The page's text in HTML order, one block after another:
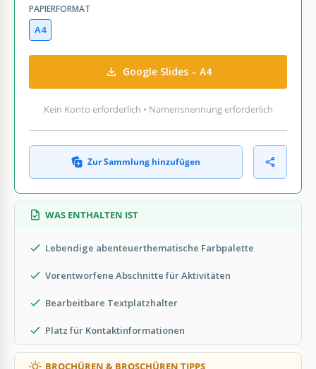
PAPIERFORMAT
A4
Google Slides – A4
Kein Konto erforderlich • Namensnennung erforderlich
Zur Sammlung hinzufügen
WAS ENTHALTEN IST
Lebendige abenteuerthematische Farbpalette
Vorentworfene Abschnitte für Aktivitäten
Bearbeitbare Textplatzhalter
Platz für Kontaktinformationen
BROCHÜREN & BROSCHÜREN TIPPS